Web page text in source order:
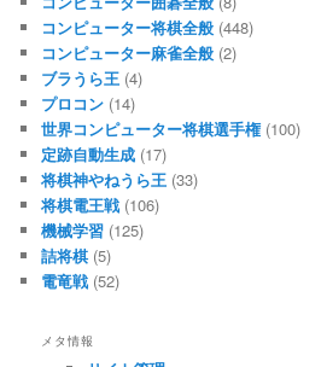
コンピューター将棋全般 (448)
コンピューター麻雀全般 (2)
ブラうら王 (4)
プロコン (14)
世界コンピューター将棋選手権(100)
定跡自動生成 (17)
将棋神やねうら王 (33)
将棋電王戦 (106)
機械学習 (125)
詰将棋 (5)
電竜戦 (52)
メタ情報